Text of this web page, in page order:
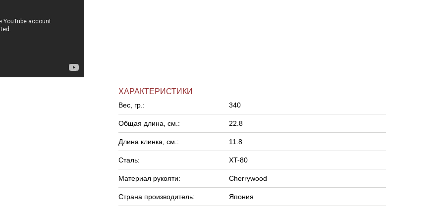
ХАРАКТЕРИСТИКИ
Вес, гр.: 340
Общая длина, см.: 22.8
Длина клинка, см.: 11.8
Сталь: XT-80
Материал рукояти: Cherrywood
Страна производитель: Япония